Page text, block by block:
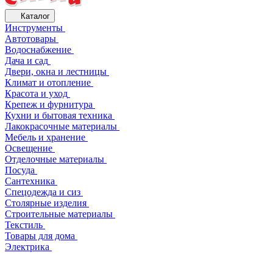
Каталог
Инструменты
Автотовары
Водоснабжение
Дача и сад
Двери, окна и лестницы
Климат и отопление
Красота и уход
Крепеж и фурнитура
Кухни и бытовая техника
Лакокрасочные материалы
Мебель и хранение
Освещение
Отделочные материалы
Посуда
Сантехника
Спецодежда и сиз
Столярные изделия
Строительные материалы
Текстиль
Товары для дома
Электрика